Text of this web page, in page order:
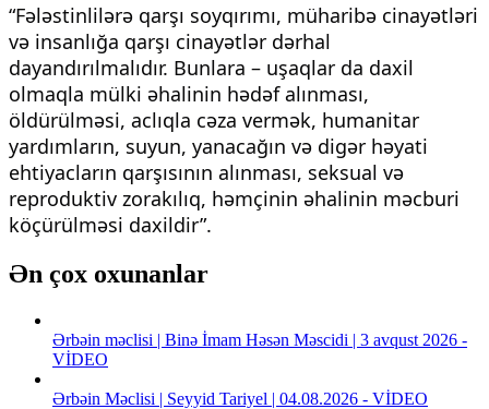
“Fələstinlilərə qarşı soyqırımı, müharibə cinayətləri
və insanlığa qarşı cinayətlər dərhal
dayandırılmalıdır. Bunlara – uşaqlar da daxil
olmaqla mülki əhalinin hədəf alınması,
öldürülməsi, aclıqla cəza vermək, humanitar
yardımların, suyun, yanacağın və digər həyati
ehtiyacların qarşısının alınması, seksual və
reproduktiv zorakılıq, həmçinin əhalinin məcburi
köçürülməsi daxildir”.
Ən çox oxunanlar
Ərbəin məclisi | Binə İmam Həsən Məscidi | 3 avqust 2026 -
VİDEO
Ərbəin Məclisi | Seyyid Tariyel | 04.08.2026 - VİDEO